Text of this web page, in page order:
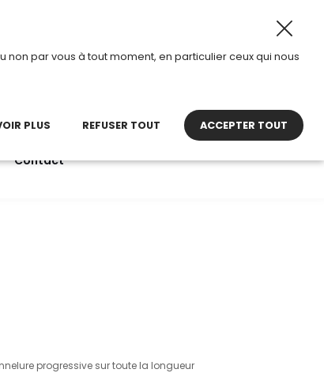
passe en mode été. • Horaires d’ouverture :
Contact
progressive sur toute la longueur
par vous à tout moment, en particulier ceux qui nous
PLUS REFUSER TOUT ACCEPTER TOUT